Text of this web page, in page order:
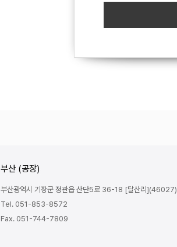
부산 (공장)
부산광역시 기장군 정관읍 산단5로 36-18 [달산리](46027)
Tel. 051-853-8572
Fax. 051-744-7809